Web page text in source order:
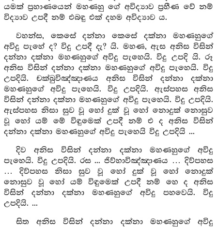
යමක් ප්‍රහාණයෙන් මහණහු ගේ අවිද්‍යාව ප්‍රහීණ වේ නම්
විද්‍යාව උපදී නම් එබඳු එක් දහම අවිද්‍යාව ය.
වහන්ස, කෙසේ දන්නා කෙසේ දක්නා මහණහුගේ
අවිදු පැහේ ද? විදු උපදී දැ? යි. මහණ, ඇස අනිස විසින්
දන්නා දක්නා මහණහුගේ අවිදු පැහෙයි. විදු උපදි යි. රූ
අනිස විසින් දන්නා දක්නා මහණහුගේ අවිදු පැහෙයි. විදු
උපදියි. චක්ඛුවිඤ්ඤාණය අනිස විසින් දන්නා දක්නා
මහණහුගේ අවිදු පැහෙයි. විදු උපදියි. ඇස්පහස අනිස
විසින් දන්නා දක්නා මහණහුගේ අවිදු පැහෙයි. විදු උපදියි.
ඇස්පහස නිසා සුව වූ හෝ දුක් වූ හෝ නොදුක් නොසුව
වූ හෝ යම් මේ විඳුමෙක් උපදී නම් එ ද අනිස විසින්
දන්නා දක්නා මහණහුගේ අවිදු පැහෙයි විදු උපදියි ...
දිව අනිස විසින් දන්නා දක්නා මහණහුගේ අවිදු
පැහෙයි. විදු උපදියි. රස ... ජිව්හාවිඤ්ඤාණය … දිව්පහස
… දිව්පහස නිසා සුව වූ හෝ දුක් වූ හෝ නොදුක්
නොසුව වූ හෝ යම් විඳුමෙක් උපදී නම් හෙ ද අනිස
විසින් දන්නා දක්නා මහණහුගේ අවිදු පහවෙයි. විදු
උපදියි. ...
සිත අනිස විසින් දන්නා දක්නා මහණහුගේ අවිදු